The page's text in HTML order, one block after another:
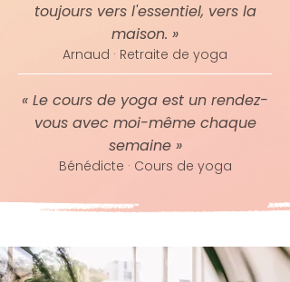
toujours vers l'essentiel, vers la
maison. »
Arnaud · Retraite de yoga
​« Le cours de yoga est un rendez-
vous avec moi-même chaque
semaine »
Bénédicte · Cours de yoga